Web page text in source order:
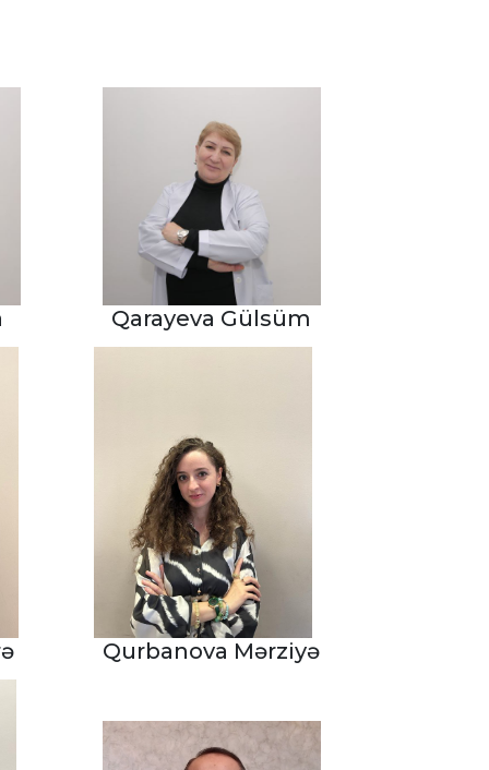
Qarayeva Gülsüm
Qurbanova Mərziyə